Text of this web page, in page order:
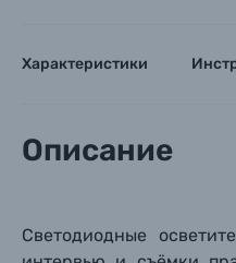
Электроника
Характеристики
Описание
Светодиодные